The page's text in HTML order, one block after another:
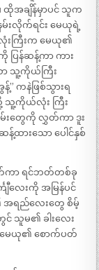
အချိန်မှာပင် သူက
းလိုက်ရင်း မေယုရဲ့
ကြီးက မေယု၏
ြန်ဆန့်ကာ ကား
သူ့ကိုယ်ကြီး
” ကနဲဖြစ်သွားရ
သူ့ကိုယ်လုံး ကြီး
မ်းတွေကို လွှတ်ကာ ဒူး
ားသော ပေါင်နှစ်
ကာ ရင်ဘတ်တစ်ခု
ျီလေးကို အမြန်ပင်
ရည်လေးတွေ စိမ့်
သူမ၏ ခါးလေး
ေယု၏ စောက်ပတ်